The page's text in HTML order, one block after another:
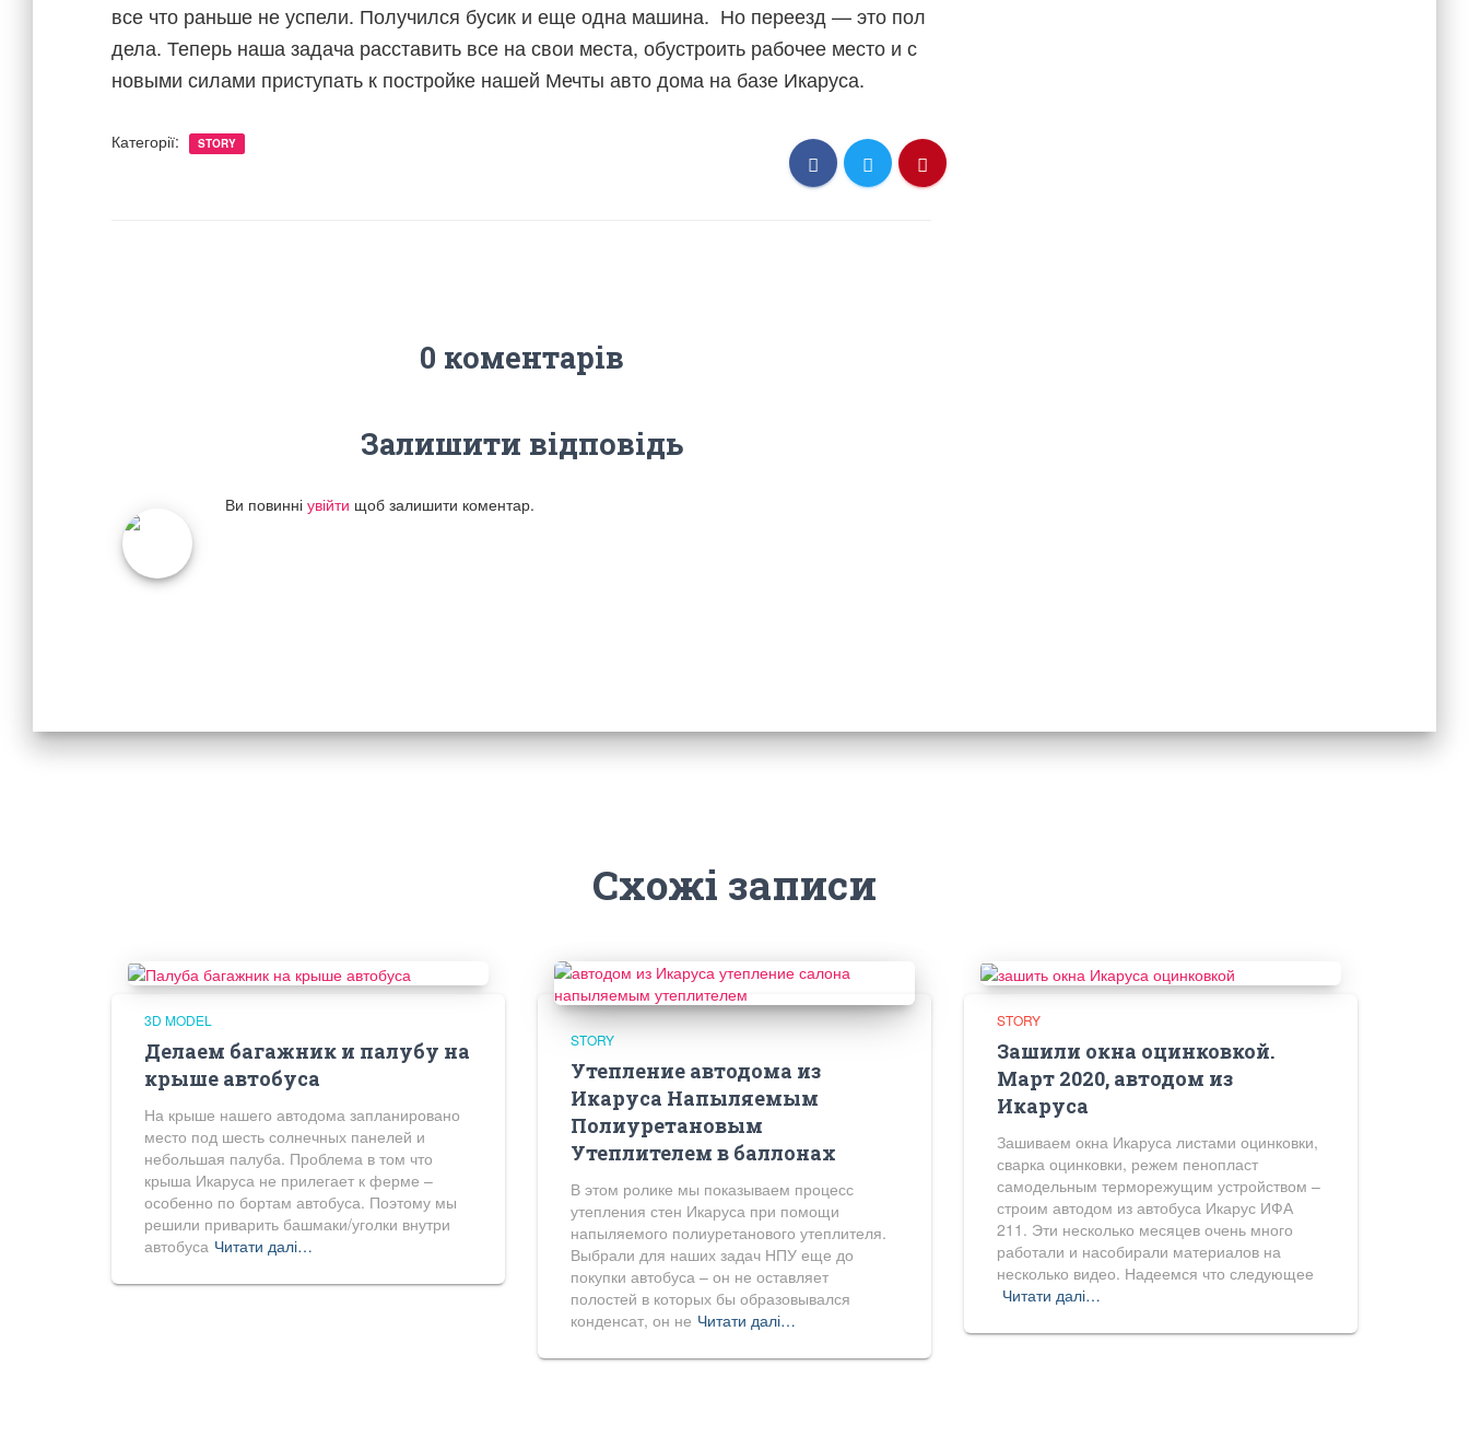
все что раньше не успели. Получился бусик и еще одна машина. Но переезд — это пол
дела. Теперь наша задача расставить все на свои места, обустроить рабочее место и с
новыми силами приступать к постройке нашей Мечты авто дома на базе Икаруса.
Категорії: STORY
0 коментарів
Залишити відповідь
Ви повинні увійти щоб залишити коментар.
Схожі записи
3D MODEL
Делаем багажник и палубу на
крыше автобуса
На крыше нашего автодома запланировано
место под шесть солнечных панелей и
небольшая палуба. Проблема в том что
крыша Икаруса не прилегает к ферме –
особенно по бортам автобуса. Поэтому мы
решили приварить башмаки/уголки внутри
автобуса Читати далі…
STORY
Утепление автодома из
Икаруса Напыляемым
Полиуретановым
Утеплителем в баллонах
В этом ролике мы показываем процесс
утепления стен Икаруса при помощи
напыляемого полиуретанового утеплителя.
Выбрали для наших задач НПУ еще до
покупки автобуса – он не оставляет
полостей в которых бы образовывался
конденсат, он не Читати далі…
STORY
Зашили окна оцинковкой.
Март 2020, автодом из
Икаруса
Зашиваем окна Икаруса листами оцинковки,
сварка оцинковки, режем пенопласт
самодельным терморежущим устройством –
строим автодом из автобуса Икарус ИФА
211. Эти несколько месяцев очень много
работали и насобирали материалов на
несколько видео. Надеемся что следующее
Читати далі…